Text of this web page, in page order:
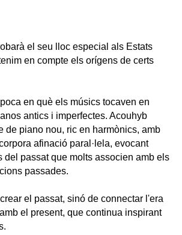
el seu lloc especial als Estats
en compte els orígens de certs
en què els músics tocaven en
antics i imperfectes. Acouhyb
de piano nou, ric en harmònics, amb
afinació paral·lela, evocant
del passat que molts associen amb els
passades.
el passat, sinó de connectar l'era
el present, que continua inspirant